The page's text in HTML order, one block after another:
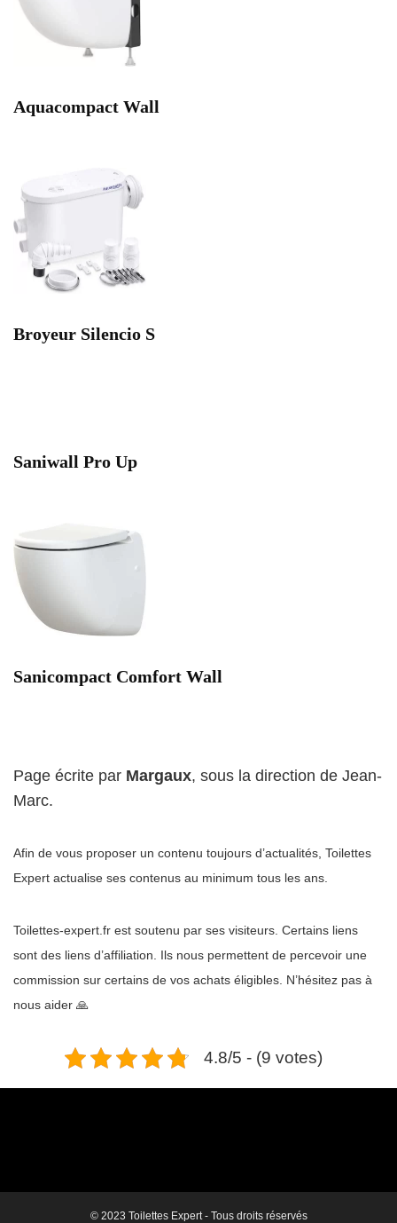
Aquacompact Wall
Broyeur Silencio S
Saniwall Pro Up
Sanicompact Comfort Wall
Page écrite par Margaux, sous la direction de Jean-
Marc.
Afin de vous proposer un contenu toujours d’actualités, Toilettes
Expert actualise ses contenus au minimum tous les ans.
Toilettes-expert.fr est soutenu par ses visiteurs. Certains liens
sont des liens d’affiliation. Ils nous permettent de percevoir une
commission sur certains de vos achats éligibles. N’hésitez pas à
nous aider 🙏
4.8/5 - (9 votes)
© 2023 Toilettes Expert - Tous droits réservés